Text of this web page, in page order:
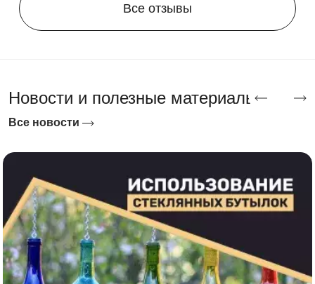
Все отзывы
Новости и полезные материалы
Все новости